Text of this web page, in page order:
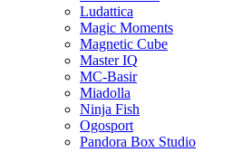
Ludattica
Magic Moments
Magnetic Cube
Master IQ
MC-Basir
Miadolla
Ninja Fish
Ogosport
Pandora Box Studio